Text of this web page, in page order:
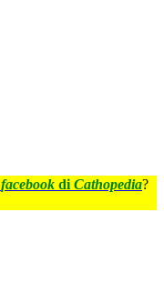
facebook di Cathopedia?